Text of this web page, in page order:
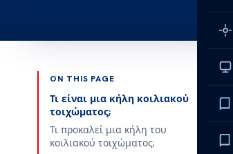
ON THIS PAGE
Τι είναι μια κήλη κοιλιακού
τοιχώματος;
Τι προκαλεί μια κήλη του
κοιλιακού τοιχώματος;